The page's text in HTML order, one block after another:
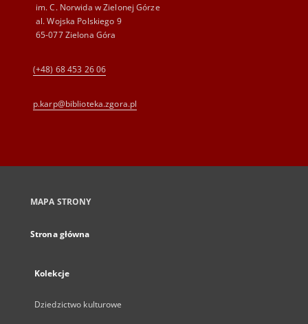
im. C. Norwida w Zielonej Górze
al. Wojska Polskiego 9
65-077 Zielona Góra
(+48) 68 453 26 06
p.karp@biblioteka.zgora.pl
MAPA STRONY
Strona główna
Kolekcje
Dziedzictwo kulturowe